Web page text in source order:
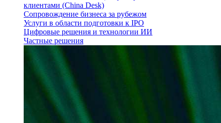
клиентами (China Desk)
Сопровождение бизнеса за рубежом
Услуги в области подготовки к IPO
Цифровые решения и технологии ИИ
Частные решения